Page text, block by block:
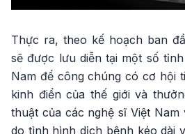
Thực ra, theo kế hoạch ban
sẽ được lưu diễn tại một số
Nam để công chúng có cơ hội
kinh điển của thế giới và
thuật của các nghệ sĩ Việt
do tình hình dịch bệnh kéo dài